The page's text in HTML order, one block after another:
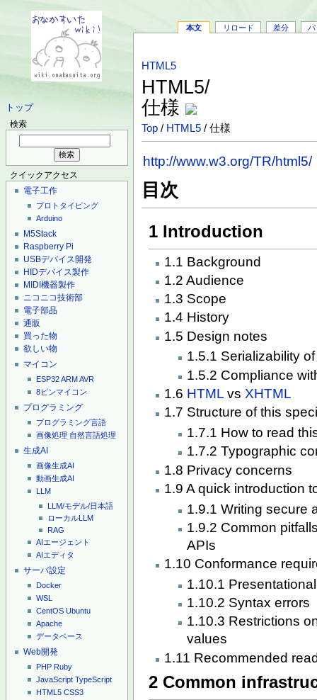
トップ
検索
クイックアクセス
電子工作
プロトタイピング
Arduino
M5Stack
Raspberry Pi
USBデバイス開発
HIDデバイス製作
MIDI機器製作
ニコニコ技術部
電子部品
通販
買った物
欲しい物
マイコン
ESP32ARMAVR
8ピンマイコン
プログラミング
プログラミング言語
画像処理 自然言語処理
生成AI
画像生成AI
動画生成AI
LLM
LLM/モデル/日本語
ローカルLLM
RAG
AIエージェント
AIエディタ
サーバ設定
Docker
WSL
CentOS Ubuntu
Apache
データベース
Web開発
PHP Ruby
JavaScript TypeScript
HTML5 CSS3
本文 リロード 差分 バ
HTML5
HTML5/
仕様
Top / HTML5 / 仕様
http://www.w3.org/TR/html5/
目次
1 Introduction
1.1 Background
1.2 Audience
1.3 Scope
1.4 History
1.5 Design notes
1.5.1 Serializability
1.5.2 Compliance
1.6 HTML vs XHTML
1.7 Structure of this
1.7.1 How to read
1.7.2 Typographic
1.8 Privacy concerns
1.9 A quick introduction
1.9.1 Writing secure
1.9.2 Common
APIs
1.10 Conformance
1.10.1
1.10.2 Syntax errors
1.10.3 Restrictions
values
1.11 Recommended
2 Common